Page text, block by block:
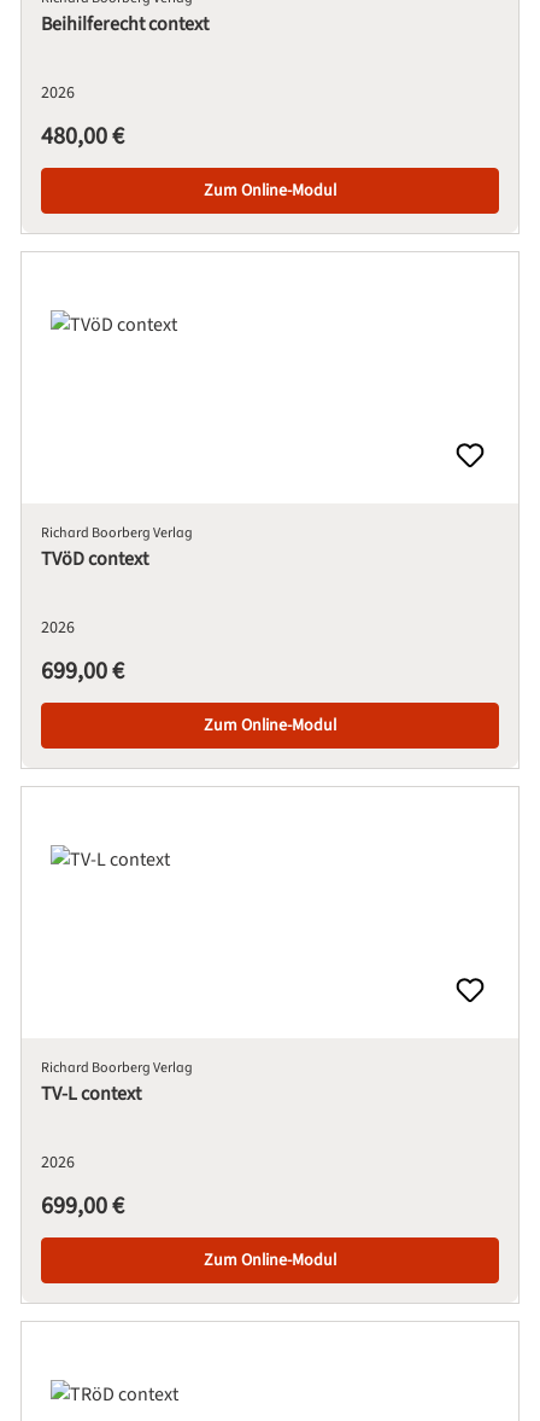
Beihilferecht context
2026
Regulärer Preis:
480,00 €
Zum Online-Modul
Richard Boorberg Verlag
TVöD context
2026
Regulärer Preis:
699,00 €
Zum Online-Modul
Richard Boorberg Verlag
TV-L context
2026
Regulärer Preis:
699,00 €
Zum Online-Modul